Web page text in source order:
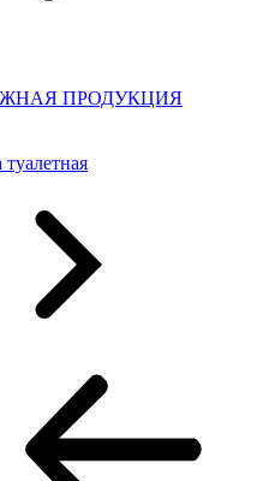
ПРОДУКЦИЯ
туалетная